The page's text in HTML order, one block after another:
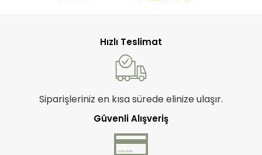
Hızlı Teslimat
Siparişleriniz en kısa sürede elinize ulaşır.
Güvenli Alışveriş